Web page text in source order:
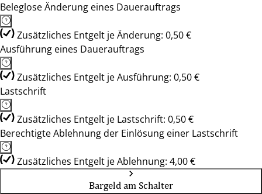
Beleglose Änderung eines Dauerauftrags
Zusätzliches Entgelt je Änderung: 0,50 €
Ausführung eines Dauerauftrags
Zusätzliches Entgelt je Ausführung: 0,50 €
Lastschrift
Zusätzliches Entgelt je Lastschrift: 0,50 €
Berechtigte Ablehnung der Einlösung einer Lastschrift
Zusätzliches Entgelt je Ablehnung: 4,00 €
Bargeld am Schalter